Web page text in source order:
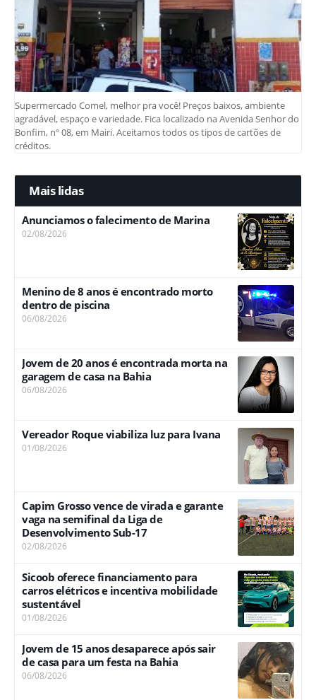
Supermercado Comel, melhor pra você! Preços baixos, ambiente
agradável, espaço e variedade. Fica localizado na Avenida Senhor do
Bonfim, nº 08, em Mairi. Aceitamos todos os tipos de cartões de
créditos.
Mais lidas
Anunciamos o falecimento de Marina
02/08/2026
Menino de 8 anos é encontrado morto
dentro de piscina
06/08/2026
Jovem de 20 anos é encontrada morta na
garagem de casa na Bahia
06/08/2026
Vereador Roque viabiliza luz para Ivana
01/08/2026
Capim Grosso vence de virada e garante
vaga na semifinal da Liga de
Desenvolvimento Sub-17
02/08/2026
Sicoob oferece financiamento para
carros elétricos e incentiva mobilidade
sustentável
01/08/2026
Jovem de 15 anos desaparece após sair
de casa para um festa na Bahia
06/08/2026